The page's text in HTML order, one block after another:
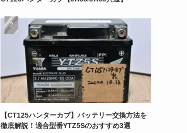
【CT125ハンターカブ】バッテリー交換方法を
徹底解説！適合型番YTZ5Sのおすすめ3選